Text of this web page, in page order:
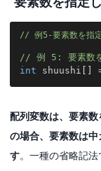
例5-要素数を指
// 例 5: 要素数を
int shuushi
配列変数は、要素
の場合、要素数は
す。一種の省略記法